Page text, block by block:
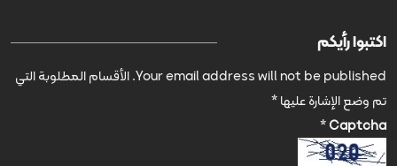
اكتبوا رأيكم
Your email address will not be published. الأقسام المطلوبة التي
تم وضع الإشارة عليها*
Captcha
*